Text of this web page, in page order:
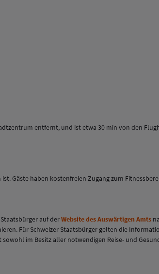
entfernt, und ist etwa 30 min von den
Gäste haben kostenfreien Zugang zum
auf derWebsite des Auswärtigen Amts
Für Schweizer Staatsbürger gelten die
im Besitz aller notwendigen Reise- und